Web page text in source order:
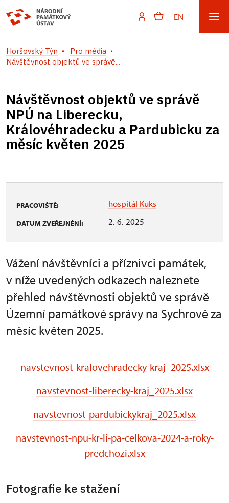
EN
Horšovský Týn
Pro média
Návštěvnost objektů ve správě...
Návštěvnost objektů ve správě
NPÚ na Liberecku,
Královéhradecku a Pardubicku za
měsíc květen 2025
PRACOVIŠTĚ: hospitál Kuks
DATUM ZVEŘEJNĚNÍ: 2. 6. 2025
Vážení návštěvníci a příznivci památek,
v níže uvedených odkazech naleznete
přehled návštěvnosti objektů ve správě
Územní památkové správy na Sychrově za
měsíc květen 2025.
navstevnost-kralovehradecky-kraj_2025.xlsx
navstevnost-liberecky-kraj_2025.xlsx
navstevnost-pardubickykraj_2025.xlsx
navstevnost-npu-kr-li-pa-celkova-2024-a-roky-
predchozi.xlsx
Fotografie ke stažení